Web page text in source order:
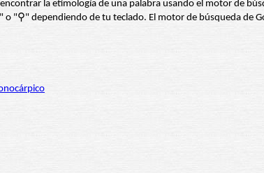
la etimología de una palabra usando el motor de
"⚲" dependiendo de tu teclado. El motor de búsqueda de